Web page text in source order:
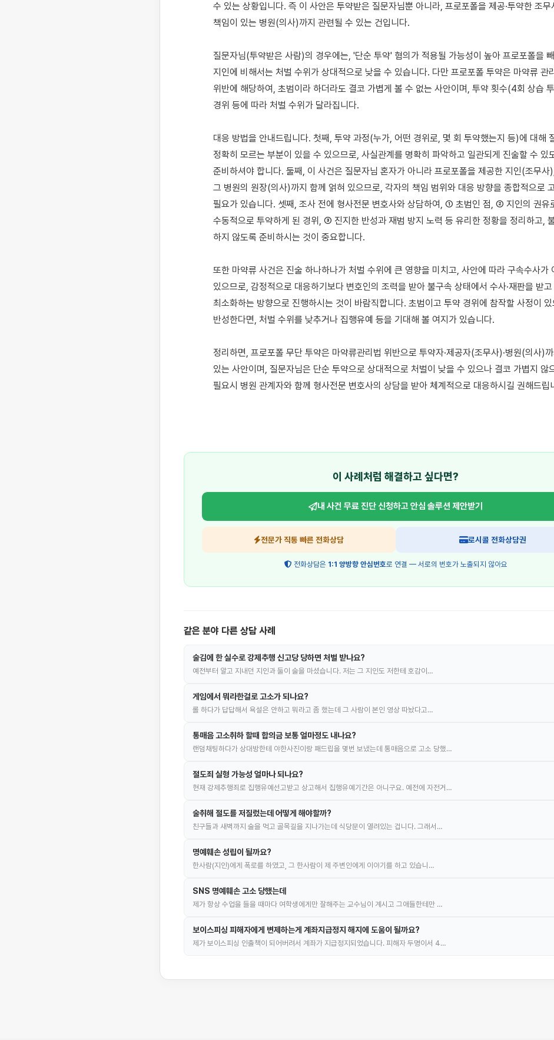
수 있는 상황입니다. 즉 이 사안은 투약받은 질문자님뿐 아니라, 프로포폴을 제공·투약한 조무
책임이 있는 병원(의사)까지 관련될 수 있는 건입니다.
질문자님(투약받은 사람)의 경우에는, '단순 투약' 혐의가 적용될 가능성이 높아 프로포폴을
지인에 비해서는 처벌 수위가 상대적으로 낮을 수 있습니다. 다만 프로포폴 투약은 마약류 관
위반에 해당하여, 초범이라 하더라도 결코 가볍게 볼 수 없는 사안이며, 투약 횟수(4회 상습
경위 등에 따라 처벌 수위가 달라집니다.
대응 방법을 안내드립니다. 첫째, 투약 과정(누가, 어떤 경위로, 몇 회 투약했는지 등)에 대해
정확히 모르는 부분이 있을 수 있으므로, 사실관계를 명확히 파악하고 일관되게 진술할 수 있
준비하셔야 합니다. 둘째, 이 사건은 질문자님 혼자가 아니라 프로포폴을 제공한 지인(조무사
그 병원의 원장(의사)까지 함께 얽혀 있으므로, 각자의 책임 범위와 대응 방향을 종합적으로
필요가 있습니다. 셋째, 조사 전에 형사전문 변호사와 상담하여, ① 초범인 점, ② 지인의 권유
수동적으로 투약하게 된 경위, ③ 진지한 반성과 재범 방지 노력 등 유리한 정황을 정리하고,
하지 않도록 준비하시는 것이 중요합니다.
또한 마약류 사건은 진술 하나하나가 처벌 수위에 큰 영향을 미치고, 사안에 따라 구속수사가
있으므로, 감정적으로 대응하기보다 변호인의 조력을 받아 불구속 상태에서 수사·재판을 받
최소화하는 방향으로 진행하시는 것이 바람직합니다. 초범이고 투약 경위에 참작할 사정이 있
반성한다면, 처벌 수위를 낮추거나 집행유예 등을 기대해 볼 여지가 있습니다.
정리하면, 프로포폴 무단 투약은 마약류관리법 위반으로 투약자·제공자(조무사)·병원(의사)
있는 사안이며, 질문자님은 단순 투약으로 상대적으로 처벌이 낮을 수 있으나 결코 가볍지 않
필요시 병원 관계자와 함께 형사전문 변호사의 상담을 받아 체계적으로 대응하시길 권해드립
이 사례처럼 해결하고 싶다면?
내 사건 무료 진단 신청하고안심 솔루션 제안받기
전문가 직통 빠른 전화상담 로시콜 전화상담권
전화상담은 1:1 양방향 안심번호로 연결 — 서로의 번호가 노출되지 않아요
같은 분야 다른 상담 사례
술김에 한 실수로 강제추행 신고당 당하면 처벌 받나요?
예전부터 알고 지내던 지인과 둘이 술을 마셨습니다. 저는 그 지인도 저한테 호감이…
게임에서 뭐라한걸로 고소가 되나요?
롤 하다가 답답해서 욕설은 안하고 뭐라고 좀 했는데 그 사람이 본인 영상 따놨다고…
통매음 고소취하 할때 합의금 보통 얼마정도 내나요?
랜덤채팅하다가 상대방한테 야한사진이랑 패드립을 몇번 보냈는데 통매음으로 고소 당했…
절도죄 실형 가능성 얼마나 되나요?
현재 강제추행죄로 집행유예선고받고 상고해서 집행유예기간은 아니구요. 예전에 자전거…
술취해 절도를 저질렀는데 어떻게 해야할까?
친구들과 새벽까지 술을 먹고 골목길을 지나가는데 식당문이 열려있는 겁니다. 그래서…
명예훼손 성립이 될까요?
한사람(지인)에게 폭로를 하였고, 그 한사람이 제 주변인에게 이야기를 하고 있습니…
SNS 명예훼손 고소 당했는데
제가 항상 수업을 들을 때마다 여학생에게만 잘해주는 교수님이 계시고 그애들한테만 …
보이스피싱 피해자에게 변제하는게 계좌지급정지 해지에 도움이 될까요?
제가 보이스피싱 인출책이 되어버려서 계좌가 지급정지되었습니다. 피해자 두명이서 4…